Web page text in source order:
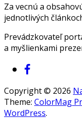
Za vecnú a
jednotlivých
Prevádzkovateľ
a myšlienkami
Copyright © 2026
Theme: ColorMag
WordPress.